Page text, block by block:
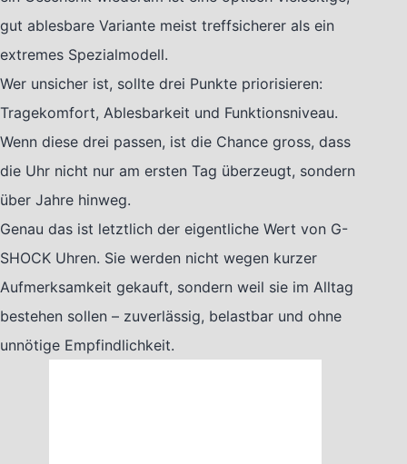
gut ablesbare Variante meist treffsicherer als ein
extremes Spezialmodell.
Wer unsicher ist, sollte drei Punkte priorisieren:
Tragekomfort, Ablesbarkeit und Funktionsniveau.
Wenn diese drei passen, ist die Chance gross, dass
die Uhr nicht nur am ersten Tag überzeugt, sondern
über Jahre hinweg.
Genau das ist letztlich der eigentliche Wert von G-
SHOCK Uhren. Sie werden nicht wegen kurzer
Aufmerksamkeit gekauft, sondern weil sie im Alltag
bestehen sollen – zuverlässig, belastbar und ohne
unnötige Empfindlichkeit.